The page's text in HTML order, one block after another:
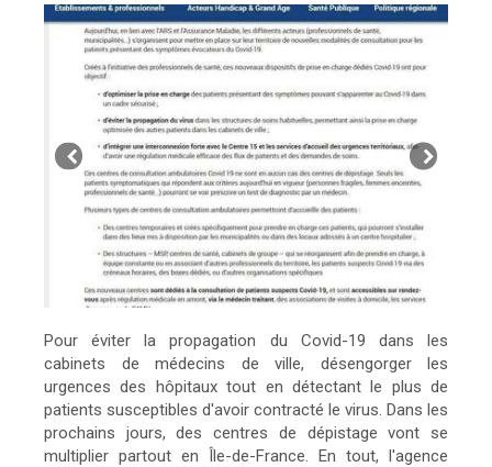
Pour éviter la propagation du Covid-19 dans les
cabinets de médecins de ville, désengorger les
urgences des hôpitaux tout en détectant le plus de
patients susceptibles d'avoir contracté le virus. Dans les
prochains jours, des centres de dépistage vont se
multiplier partout en Île-de-France. En tout, l'agence